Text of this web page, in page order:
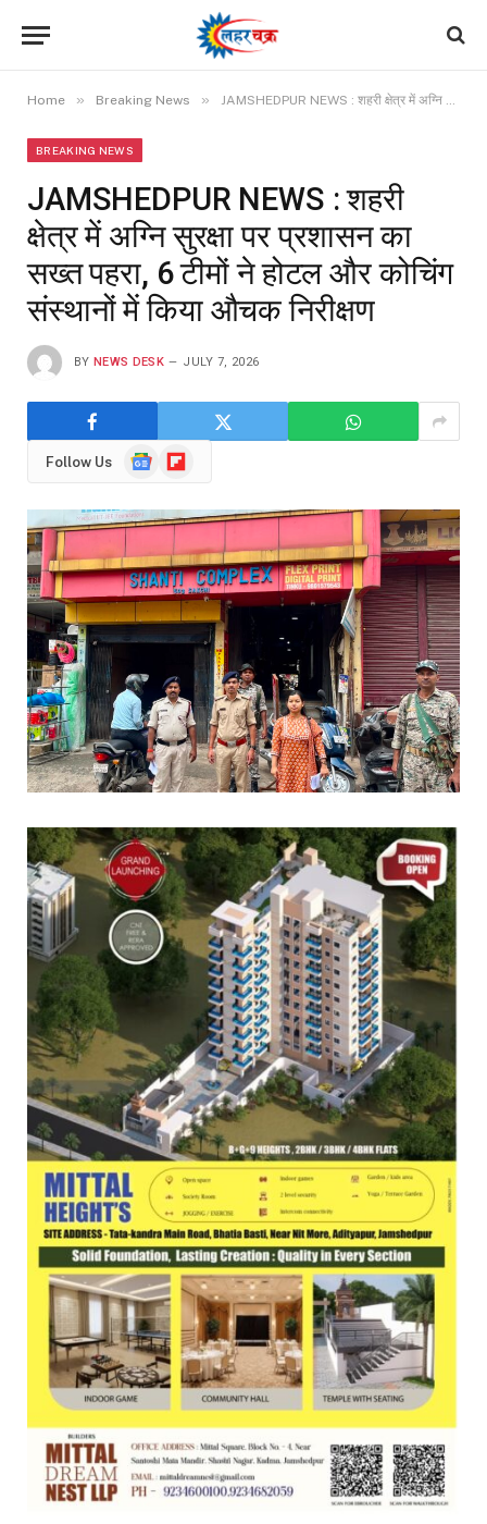
Home » Breaking News » JAMSHEDPUR NEWS : शहरी क्षेत्र में अग्नि सुरक्षा पर प्रशासन का सख्त पहरा, 6 टीमों ने होटल और कोचिंग संस्थानों में किया औचक निरीक्षण
BREAKING NEWS
JAMSHEDPUR NEWS : शहरी
क्षेत्र में अग्नि सुरक्षा पर प्रशासन का
सख्त पहरा, 6 टीमों ने होटल और कोचिंग
संस्थानों में किया औचक निरीक्षण
BY NEWS DESK JULY 7, 2026
Follow Us
GoogleFlipboard